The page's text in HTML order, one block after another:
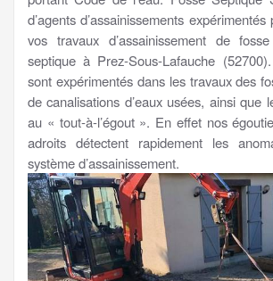
d’agents d’assainissements
vos travaux d’assainissement de
septique à Prez-Sous-Lafauche
sont expérimentés dans les travaux des
de canalisations d’eaux usées, ainsi que
au « tout-à-l’égout ». En effet nos
adroits détectent rapidement les
système d’assainissement.